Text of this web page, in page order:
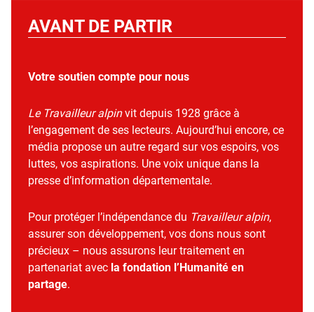
AVANT DE PARTIR
Votre soutien compte pour nous
Le Travailleur alpinvit depuis 1928 grâce à
l’engagement de ses lecteurs. Aujourd’hui encore, ce
média propose un autre regard sur vos espoirs, vos
luttes, vos aspirations. Une voix unique dans la
presse d’information départementale.
Pour protéger l’indépendance du Travailleur alpin,
assurer son développement, vos dons nous sont
précieux – nous assurons leur traitement en
partenariat avec la fondation l’Humanité en
partage.